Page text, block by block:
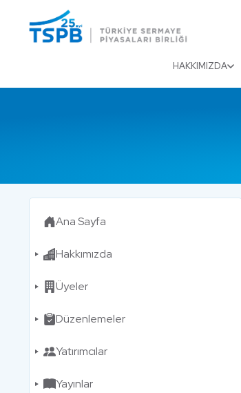
HAKKIMIZDA
Ana Sayfa
Hakkımızda
Üyeler
Düzenlemeler
Yatırımcılar
Yayınlar